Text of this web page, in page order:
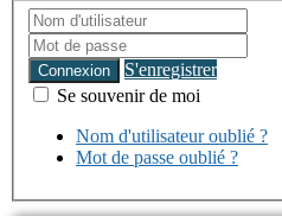
Connexion
S'enregistrer
Se souvenir de moi
Nom d'utilisateur oublié ?
Mot de passe oublié ?